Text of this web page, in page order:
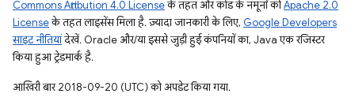
Commons Attribution 4.0 Licenseके तहत और कोड के नमूनों कोApache 2.0
Licenseके तहत लाइसेंस मिला है. ज़्यादा जानकारी के लिए, Google Developers
साइट नीतियांदेखें. Oracle और/या इससे जुड़ी हुई कंपनियों का, Java एक रजिस्टर
किया हुआ ट्रेडमार्क है.
आखिरी बार 2018-09-20 (UTC) को अपडेट किया गया.